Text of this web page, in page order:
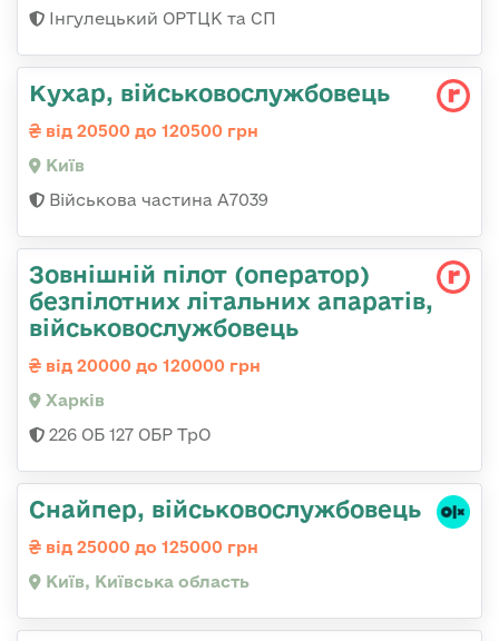
Інгулецький ОРТЦК та СП
Кухар, військовослужбовець
від 20500 до 120500 грн
Київ
Військова частина А7039
Зовнішній пілот (оператор)
безпілотних літальних апаратів,
військовослужбовець
від 20000 до 120000 грн
Харків
226 ОБ 127 ОБР ТрО
Снайпер, військовослужбовець
від 25000 до 125000 грн
Київ, Київська область